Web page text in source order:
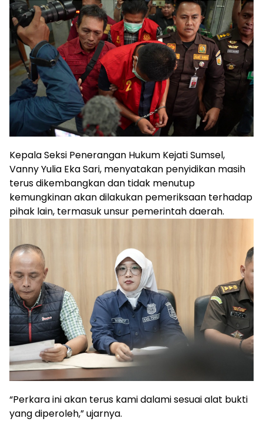
Kepala Seksi Penerangan Hukum Kejati Sumsel,
Vanny Yulia Eka Sari, menyatakan penyidikan masih
terus dikembangkan dan tidak menutup
kemungkinan akan dilakukan pemeriksaan terhadap
pihak lain, termasuk unsur pemerintah daerah.
“Perkara ini akan terus kami dalami sesuai alat bukti
yang diperoleh,” ujarnya.